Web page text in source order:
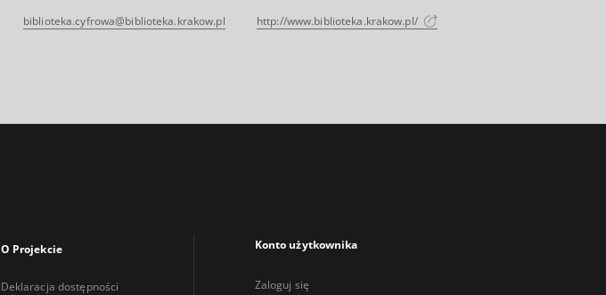
biblioteka.cyfrowa@biblioteka.krakow.pl http://www.biblioteka.krakow.pl/
O Projekcie
Deklaracja dostępności
Konto użytkownika
Zaloguj się